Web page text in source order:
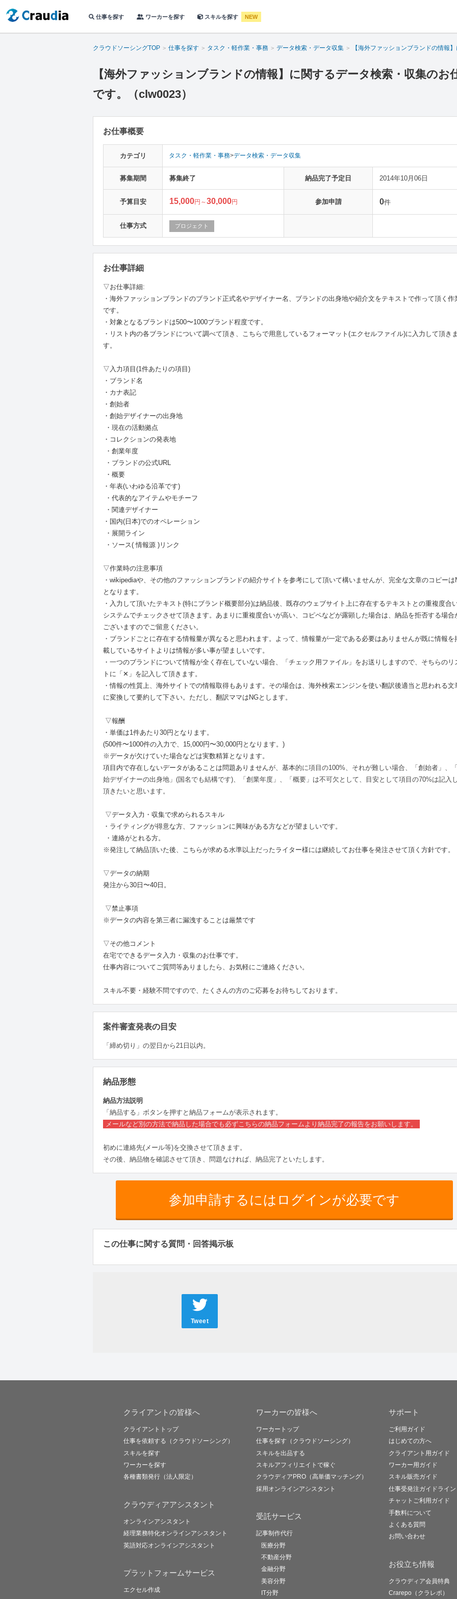
仕事を探す ワーカーを探す スキルを探す NEW
クラウドソーシングTOP 仕事を探す タスク・軽作業・事務 データ検索・データ収集 【海外ファッションブランドの情報
【海外ファッションブランドの情報】に関するデータ検索・収集のお
です。（clw0023）
お仕事概要
カテゴリ タスク・軽作業・事務>データ検索・データ収集
募集期間 募集終了 納品完了予定日 2014年10月06日
予算目安 15,000円～30,000円 参加申請 0件
仕事方式 プロジェクト
お仕事詳細
▽お仕事詳細:
・海外ファッションブランドのブランド正式名やデザイナー名、ブランドの出身地や紹介文をテキストで作って頂く作
です。
・対象となるブランドは500〜1000ブランド程度です。
・リスト内の各ブランドについて調べて頂き、こちらで用意しているフォーマット(エクセルファイル)に入力して頂きま
す。
▽入力項目(1件あたりの項目)
・ブランド名
・カナ表記
・創始者
・創始デザイナーの出身地
・現在の活動拠点
・コレクションの発表地
・創業年度
・ブランドの公式URL
・概要
・年表(いわゆる沿革です)
・代表的なアイテムやモチーフ
・関連デザイナー
・国内(日本)でのオペレーション
・展開ライン
・ソース( 情報源 )リンク
▽作業時の注意事項
・wikipediaや、その他のファッションブランドの紹介サイトを参考にして頂いて構いませんが、完全な文章のコピーは
となります。
・入力して頂いたテキスト(特にブランド概要部分)は納品後、既存のウェブサイト上に存在するテキストとの重複度合
システムでチェックさせて頂きます。あまりに重複度合いが高い、コピペなどが露顕した場合は、納品を拒否する場合
ございますのでご留意ください。
・ブランドごとに存在する情報量が異なると思われます。よって、情報量が一定である必要はありませんが既に情報を
載しているサイトよりは情報が多い事が望ましいです。
・一つのブランドについて情報が全く存在していない場合、「チェック用ファイル」をお送りしますので、そちらのリ
トに「✕」を記入して頂きます。
・情報の性質上、海外サイトでの情報取得もあります。その場合は、海外検索エンジンを使い翻訳後適当と思われる文
に変換して要約して下さい。ただし、翻訳ママはNGとします。
▽報酬
・単価は1件あたり30円となります。
(500件〜1000件の入力で、15,000円〜30,000円となります。)
※データが欠けていた場合などは実数精算となります。
項目内で存在しないデータがあることは問題ありませんが、基本的に項目の100%、それが難しい場合、「創始者」、
始デザイナーの出身地」(国名でも結構です)、「創業年度」、「概要」は不可欠として、目安として項目の70%は記入
頂きたいと思います。
▽データ入力・収集で求められるスキル
・ライティングが得意な方、ファッションに興味がある方などが望ましいです。
・連絡がとれる方。
※発注して納品頂いた後、こちらが求める水準以上だったライター様には継続してお仕事を発注させて頂く方針です。
▽データの納期
発注から30日〜40日。
▽禁止事項
※データの内容を第三者に漏洩することは厳禁です
▽その他コメント
在宅でできるデータ入力・収集のお仕事です。
仕事内容についてご質問等ありましたら、お気軽にご連絡ください。
スキル不要・経験不問ですので、たくさんの方のご応募をお待ちしております。
案件審査発表の目安
「締め切り」の翌日から21日以内。
納品形態
納品方法説明
「納品する」ボタンを押すと納品フォームが表示されます。
メールなど別の方法で納品した場合でも必ずこちらの納品フォームより納品完了の報告をお願いします。
初めに連絡先(メール等)を交換させて頂きます。
その後、納品物を確認させて頂き、問題なければ、納品完了といたします。
参加申請するにはログインが必要です
この仕事に関する質問・回答掲示板
Tweet
クライアントの皆様へ
クライアントトップ
仕事を依頼する（クラウドソーシング）
スキルを探す
ワーカーを探す
各種書類発行（法人限定）
クラウディアアシスタント
オンラインアシスタント
経理業務特化オンラインアシスタント
英語対応オンラインアシスタント
プラットフォームサービス
エクセル作成
ワーカーの皆様へ
ワーカートップ
仕事を探す（クラウドソーシング）
スキルを出品する
スキルアフィリエイトで稼ぐ
クラウディアPRO（高単価マッチング）
採用オンラインアシスタント
受託サービス
記事制作代行
医療分野
不動産分野
金融分野
美容分野
IT分野
サポート
ご利用ガイド
はじめての方へ
クライアント用ガイド
ワーカー用ガイド
スキル販売ガイド
仕事受発注ガイドライン
チャットご利用ガイド
手数料について
よくある質問
お問い合わせ
お役立ち情報
クラウディア会員特典
Crarepo（クラレポ）